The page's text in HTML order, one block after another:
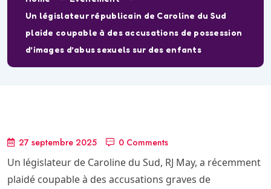
Un législateur républicain de Caroline du Sud
plaide coupable à des accusations de possession
d’images d’abus sexuels sur des enfants
27 septembre 2025 0 Comments
Un législateur de Caroline du Sud, RJ May, a récemment
plaidé coupable à des accusations graves de